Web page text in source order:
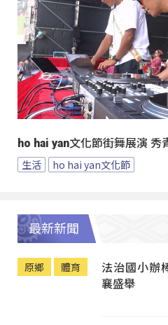
ho hai yan文化節街舞展演 秀
生活 ho hai yan文化節
最新新聞
原鄉 體育
法治國小辦
襄盛舉